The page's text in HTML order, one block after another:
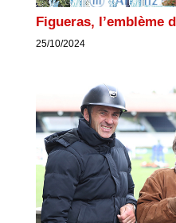
Figueras, l’emblème
25/10/2024